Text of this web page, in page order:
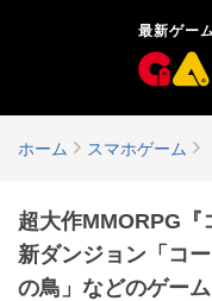
最新ゲー
ホーム スマホゲーム
超大作MMORPG『
新ダンジョン「コ
の鳥」などのゲー